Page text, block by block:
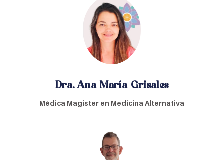
Dra. Ana María Grisales
Médica Magister en Medicina Alternativa